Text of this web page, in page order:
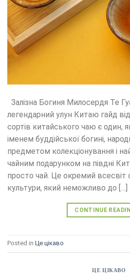
Залізна Богиня Милосердя Те
легендарний улун Китаю гайд
сортів китайського чаю є один,
іменем буддійської богині,
предметом колекціонування і
чайним подарунком на півдні
просто чай. Це окремий всесвіт
культури, який неможливо до […]
CONTINUE
Posted in Це цікаво
ЦЕ ЦІКАВО